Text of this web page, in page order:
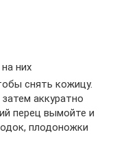
них
снять кожицу.
аккуратно
перец вымойте и
плодоножки